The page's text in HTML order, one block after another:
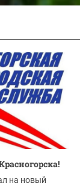
на новый